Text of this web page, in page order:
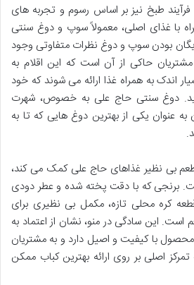
طبخ نیز بر اساس رسوم و تجربه های
با غذای اصلی، معمولاً سوپ و دوغ سنتی
بودن سوپ و دوغ نظرات متفاوتی وجود
مشتریان حاکی از آن است که این اقلام به
اندک به همراه غذا ارائه می شوند که خود
دوغ سنتی حاج علی به خصوص، شهرت
عنوان یکی از بهترین دوغ هایی که تا به
بی نظیر غذاهای حاج علی کمک می کند،
برنجی که با دقت پخته شده و عطر دودی
کره محلی تازه، مکمل بی نظیری برای
این سادگی در منو، نشان از اعتماد به
با کیفیت و اصیل دارد و به مشتریان
اصلی بر روی ارائه بهترین کباب ممکن